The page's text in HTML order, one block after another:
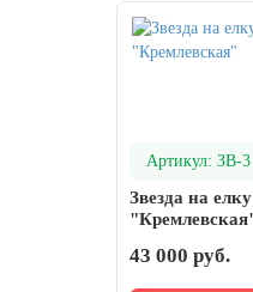
14 февраля, День
Отечества
Артикул: ЗВ-3
Звезда на елку
43 000 руб.